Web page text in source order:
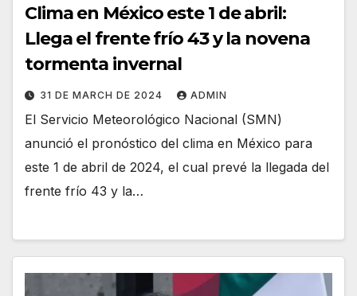
Clima en México este 1 de abril:
Llega el frente frío 43 y la novena
tormenta invernal
31 DE MARCH DE 2024 ADMIN
El Servicio Meteorológico Nacional (SMN)
anunció el pronóstico del clima en México para
este 1 de abril de 2024, el cual prevé la llegada del
frente frío 43 y la…